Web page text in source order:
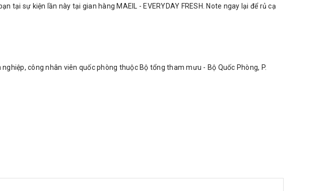
tại sự kiện lần này tại gian hàng MAEIL - EVERYDAY FRESH. Note ngay lại để rủ cạ
công nhân viên quốc phòng thuộc Bộ tổng tham mưu - Bộ Quốc Phòng, P.